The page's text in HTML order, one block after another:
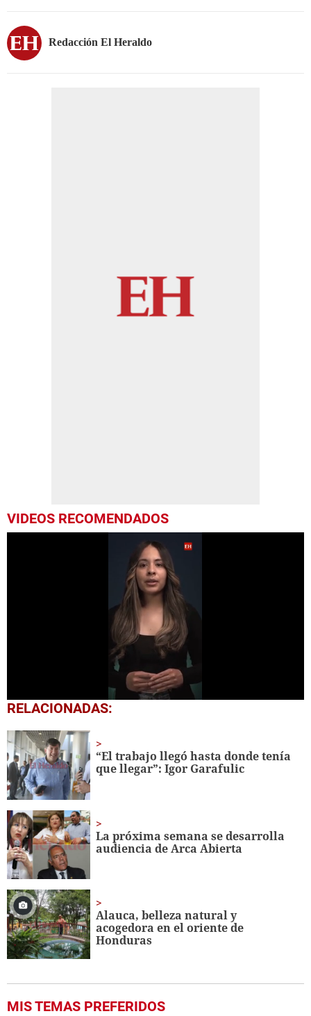
Redacción El Heraldo
VIDEOS RECOMENDADOS
0
seconds
1
minute,
0
RELACIONADAS:
“El trabajo llegó hasta donde tenía
que llegar”: Igor Garafulic
La próxima semana se desarrolla
audiencia de Arca Abierta
Alauca, belleza natural y
acogedora en el oriente de
Honduras
MIS TEMAS PREFERIDOS